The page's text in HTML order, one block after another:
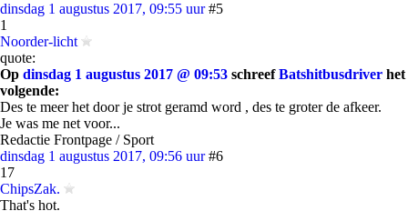
dinsdag 1 augustus 2017, 09:55 uur #5
1
Noorder-licht
quote:
Op dinsdag 1 augustus 2017 @ 09:53 schreefBatshitbusdriver het
volgende:
Des te meer het door je strot geramd word , des te groter de afkeer.
Je was me net voor...
Redactie Frontpage / Sport
dinsdag 1 augustus 2017, 09:56 uur #6
17
ChipsZak.
That's hot.